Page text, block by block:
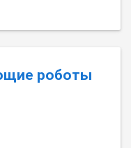
роботы